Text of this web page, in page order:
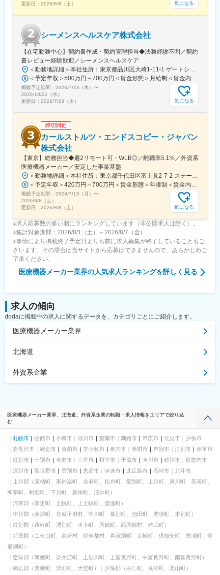
・Structural Heart
・SPINE
・Neuro Modulation 等
変更の範囲：会社の定める業務
更新日： 2026/8/8（土） 気になる
シーメンスヘルスケア株式会社
【在宅勤務中心】契約書作成・契約管理担当◆法務経験不問／契約
書レビュー経験歓迎／シーメンスヘルスケア
掲載予定期間： 2026/7/23（木） 〜
2026/10/21（水）
更新日： 2026/7/23（木） 気になる
締切間近
カールストルツ・エンドスコピー・ジャパン
株式会社
【東京】総務担当◆週2リモート可・WLB◎／離職率5.1%／外資系
医療機器メーカー／安定した事業基盤
掲載予定期間： 2026/7/13（月） 〜
2026/8/8（土）
更新日： 2026/8/8（土） 気になる
※求人応募数の多い順にランキングしています（非公開求人は除く）。
※集計対象期間：2026/8/1（土）～2026/8/7（金）
※事情により掲載終了予定日よりも前に求人募集が終了していることもご
ざいます。その場合は当サイトから応募はできませんので、あらかじめご
了承ください。
医療機器メーカー業界の人気求人ランキングを詳しく見る
求人の傾向
dodaに掲載中の求人に関するデータを、カテゴリごとにご紹介します。
医療機器メーカー業界
北海道
外資系企業
医療機器メーカー業界、北海道、外資系企業の転職・求人情報をエリアで絞り込
む
札幌市 函館市 小樽市 旭川市 室蘭市 釧路市 帯広市 北見市
夕張市
岩見沢市
網走市 留萌市 苫小牧市 稚内市 美唄市 芦別市 江別市
赤平市
紋別市
士別市 名寄市 三笠市 根室市 千歳市 滝川市 砂川市
歌志内市
深川市
富良野市 登別市 恵庭市 伊達市 北広島市 石狩市
北斗市
上川郡（鷹栖町、東神楽町、当麻町、比布町、愛別町、上川町、東川町、美瑛町、
和寒町、剣淵町、下川町、新得町、清水町）
河東郡（音更町、士幌町、上士幌町、鹿追町）
中川郡（美深町、音威子府村、中川町、幕別町、池田町、豊頃町、本別町）
紋別郡（遠軽町、湧別町、滝上町、興部町、西興部村、雄武町）
虻田郡（ニセコ町、真狩村、留寿都村、喜茂別町、京極町、倶知安町、豊浦町、洞
爺湖町）
空知郡（南幌町、奈井江町、上砂川町、上富良野町、中富良野町、南富良野町）
網走郡（美幌町、津別町、大空町）
夕張郡（由仁町、長沼町、栗山町）